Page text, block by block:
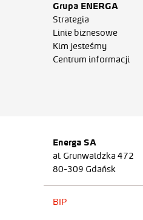
Grupa ENERGA
Strategia
Linie biznesowe
Kim jesteśmy
Centrum informacji
Energa SA
al. Grunwaldzka 472
80-309 Gdańsk
BIP